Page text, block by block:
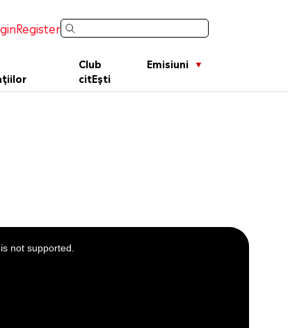
Register
Club
citEști
Emisiuni
not supported.